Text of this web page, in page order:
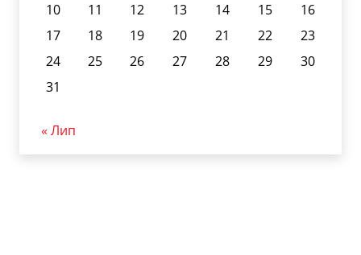
10
11 12 13 14 15
16
17
18 19 20 21 22
23
24
25 26 27 28 29
30
31
« Лип